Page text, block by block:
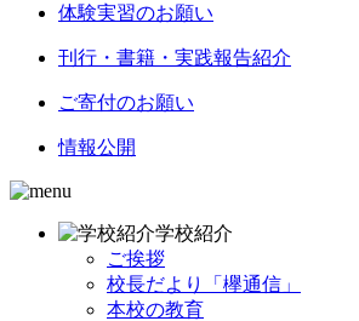
体験実習のお願い
刊行・書籍・実践報告紹介
ご寄付のお願い
情報公開
学校紹介
ご挨拶
校長だより「欅通信」
本校の教育